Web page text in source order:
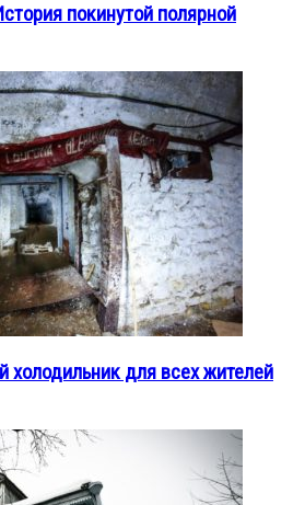
покинутой полярной
для всех жителей